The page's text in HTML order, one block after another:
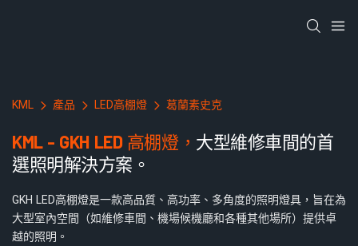
KML 產品 LED高棚燈 葛蘭素史克
KML - GKH LED 高棚燈， 大型維修車間的首
選照明解決方案。
GKH LED高棚燈是一款高品質、高功率、多角度的照明燈具，旨在為
大型室內空間（如維修車間、機場候機廳和各種其他場所）提供卓
越的照明。